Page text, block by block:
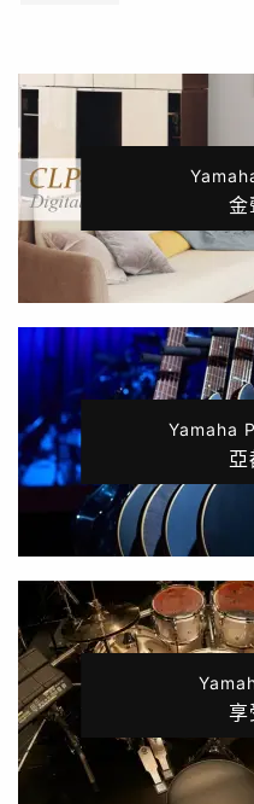
金
Yamaha
亞
享